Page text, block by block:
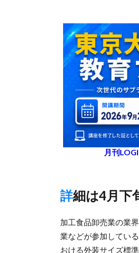
月刊
詳細は4月
加工食品卸売業の業
業などが参加してい
おける外装サイズ標